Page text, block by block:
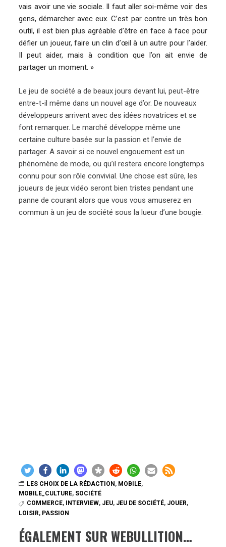
vais avoir une vie sociale. Il faut aller soi-même voir des
gens, démarcher avec eux. C’est par contre un très bon
outil, il est bien plus agréable d’être en face à face pour
défier un joueur, faire un clin d’œil à un autre pour l’aider.
Il peut aider, mais à condition que l’on ait envie de
partager un moment. »
Le jeu de société a de beaux jours devant lui, peut-être
entre-t-il même dans un nouvel age d’or. De nouveaux
développeurs arrivent avec des idées novatrices et se
font remarquer. Le marché développe même une
certaine culture basée sur la passion et l’envie de
partager. A savoir si ce nouvel engouement est un
phénomène de mode, ou qu’il restera encore longtemps
connu pour son rôle convivial. Une chose est sûre, les
joueurs de jeux vidéo seront bien tristes pendant une
panne de courant alors que vous vous amuserez en
commun à un jeu de société sous la lueur d’une bougie.
LES CHOIX DE LA RÉDACTION, MOBILE,
MOBILE_CULTURE, SOCIÉTÉ
COMMERCE, INTERVIEW, JEU, JEU DE SOCIÉTÉ, JOUER,
LOISIR, PASSION
ÉGALEMENT SUR WEBULLITION…